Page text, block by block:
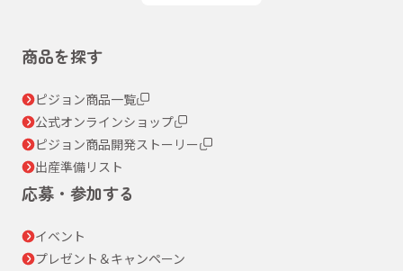
商品を探す
ピジョン商品一覧
公式オンラインショップ
ピジョン商品開発ストーリー
出産準備リスト
応募・参加する
イベント
プレゼント＆キャンペーン